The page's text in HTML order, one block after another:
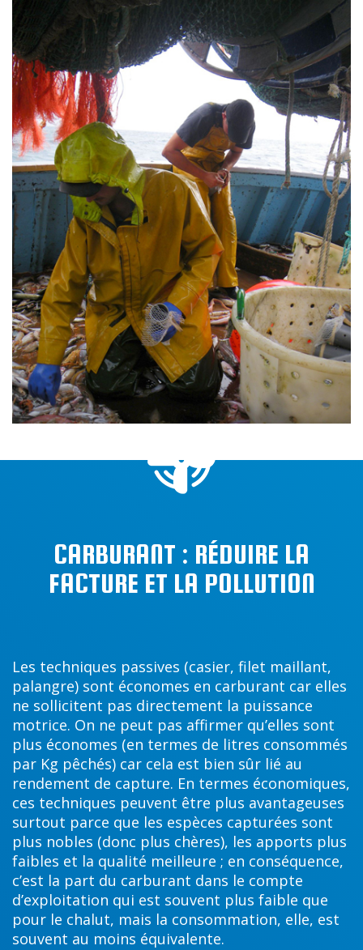
CARBURANT : RÉDUIRE LA
FACTURE ET LA POLLUTION
Les techniques passives (casier, filet maillant,
palangre) sont économes en carburant car elles
ne sollicitent pas directement la puissance
motrice. On ne peut pas affirmer qu’elles sont
plus économes (en termes de litres consommés
par Kg pêchés) car cela est bien sûr lié au
rendement de capture. En termes économiques,
ces techniques peuvent être plus avantageuses
surtout parce que les espèces capturées sont
plus nobles (donc plus chères), les apports plus
faibles et la qualité meilleure ; en conséquence,
c’est la part du carburant dans le compte
d’exploitation qui est souvent plus faible que
pour le chalut, mais la consommation, elle, est
souvent au moins équivalente.